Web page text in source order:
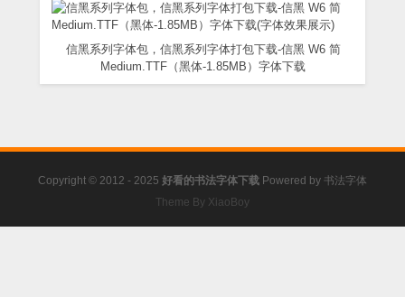
信黑系列字体包，信黑系列字体打包下载-信黑 W6 简
Medium.TTF（黑体-1.85MB）字体下载
Copyright © 2012 - 2025 好看的书法字体下载 Powered by 书法字体
Theme By XiaoBoy